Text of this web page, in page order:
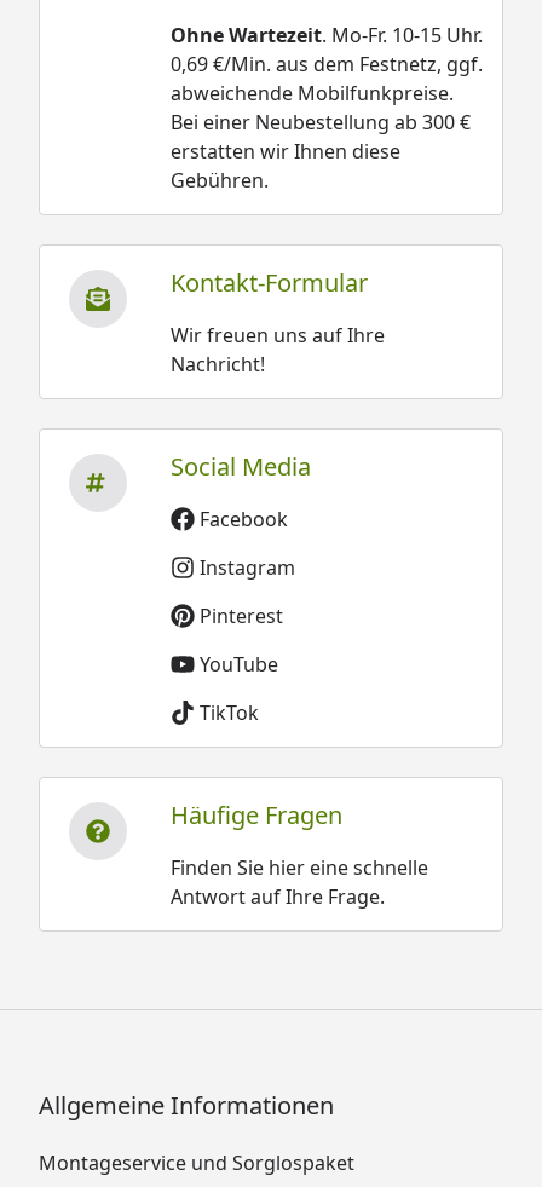
Ohne Wartezeit. Mo-Fr. 10-15 Uhr.
0,69 €/Min. aus dem Festnetz, ggf.
abweichende Mobilfunkpreise.
Bei einer Neubestellung ab 300 €
erstatten wir Ihnen diese
Gebühren.
Kontakt-Formular
Wir freuen uns auf Ihre
Nachricht!
Social Media
Facebook
Instagram
Pinterest
YouTube
TikTok
Häufige Fragen
Finden Sie hier eine schnelle
Antwort auf Ihre Frage.
Allgemeine Informationen
Montageservice und Sorglospaket